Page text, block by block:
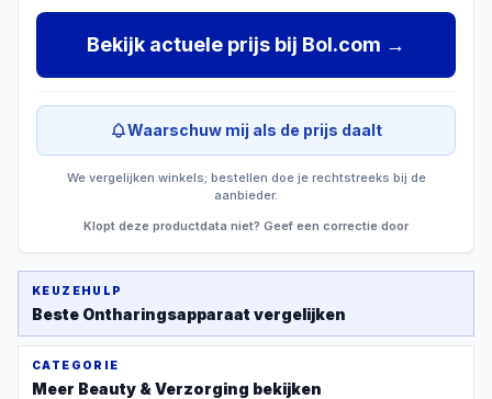
Bekijk actuele prijs bij Bol.com →
Waarschuw mij als de prijs daalt
We vergelijken winkels; bestellen doe je rechtstreeks bij de
aanbieder.
Klopt deze productdata niet? Geef een correctie door
KEUZEHULP
Beste Ontharingsapparaat vergelijken
CATEGORIE
Meer Beauty & Verzorging bekijken